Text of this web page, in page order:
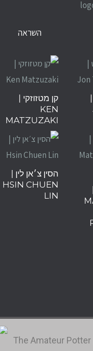
השראה
קן מטזוזקי |
KEN
MATZUZAKI
הסין צ׳אן לין |
HSIN CHUEN
LIN
The Amateur Potter